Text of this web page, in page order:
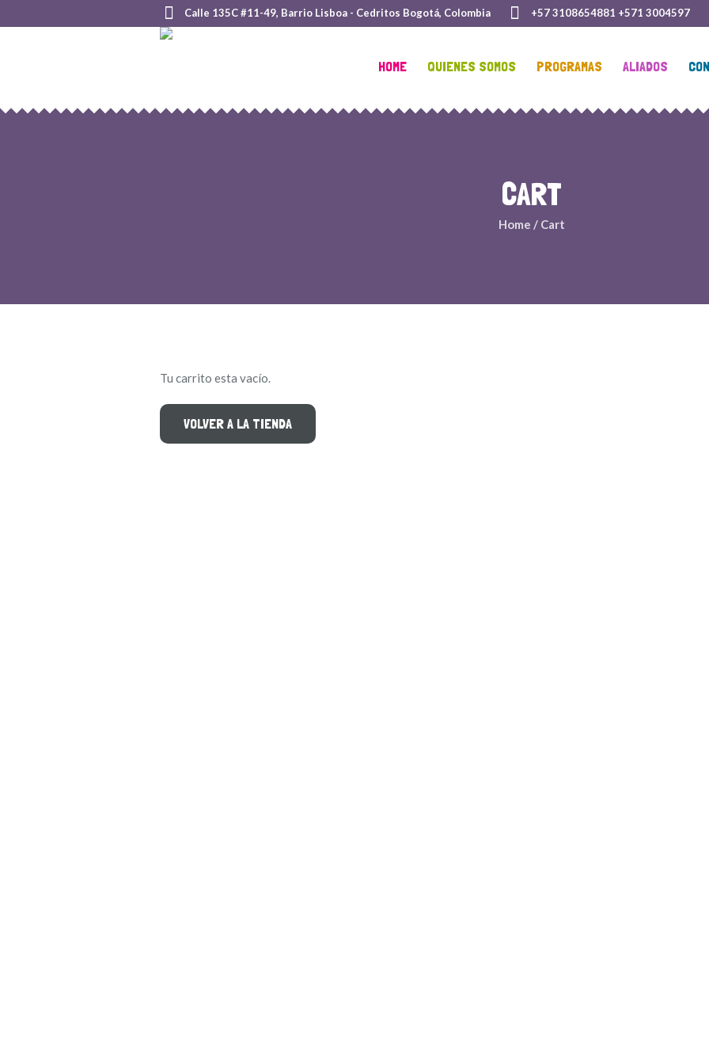
Calle 135C #11-49, Barrio Lisboa - Cedritos Bogotá, Colombia +57 3108654881 +571 3004597
HOME QUIENES SOMOS PROGRAMAS ALIADOS
CART
Home / Cart
Tu carrito esta vacío.
VOLVER A LA TIENDA